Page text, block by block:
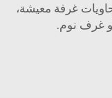
غرفة معيشة،
غرف نوم.